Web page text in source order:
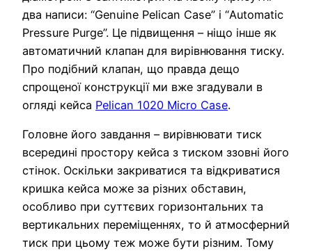
два написи: “Genuine Pelican Case” і “Automatic
Pressure Purge”. Це підвищення – ніщо інше як
автоматичний клапан для вирівнювання тиску.
Про подібний клапан, що правда дещо
спрощеної конструкції ми вже згадували в
огляді кейса Pelican 1020 Micro Case.
Головне його завдання – вирівнювати тиск
всередині простору кейса з тиском ззовні його
стінок. Оскільки закриватися та відкриватися
кришка кейса може за різних обставин,
особливо при суттєвих горизонтальних та
вертикальних переміщеннях, то й атмосферний
тиск при цьому теж може бути різним. Тому